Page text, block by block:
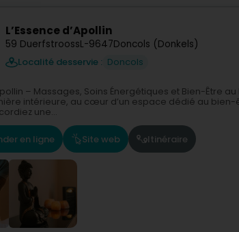
L’Essence d’Apollin
59 DuerfstroossL-9647Doncols (Donkels)
Localité desservie : Doncols
– Massages, Soins Énergétiques et Bien-Être
intérieure, au cœur d’un espace dédié au bien-
une...
en ligne Site web Itinéraire